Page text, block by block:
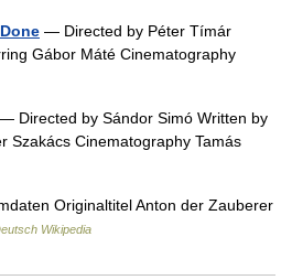
— Directed by Péter Tímár
Gábor Máté Cinematography
— Directed by Sándor Simó Written by
Szakács Cinematography Tamás
Originaltitel Anton der Zauberer
Wikipedia